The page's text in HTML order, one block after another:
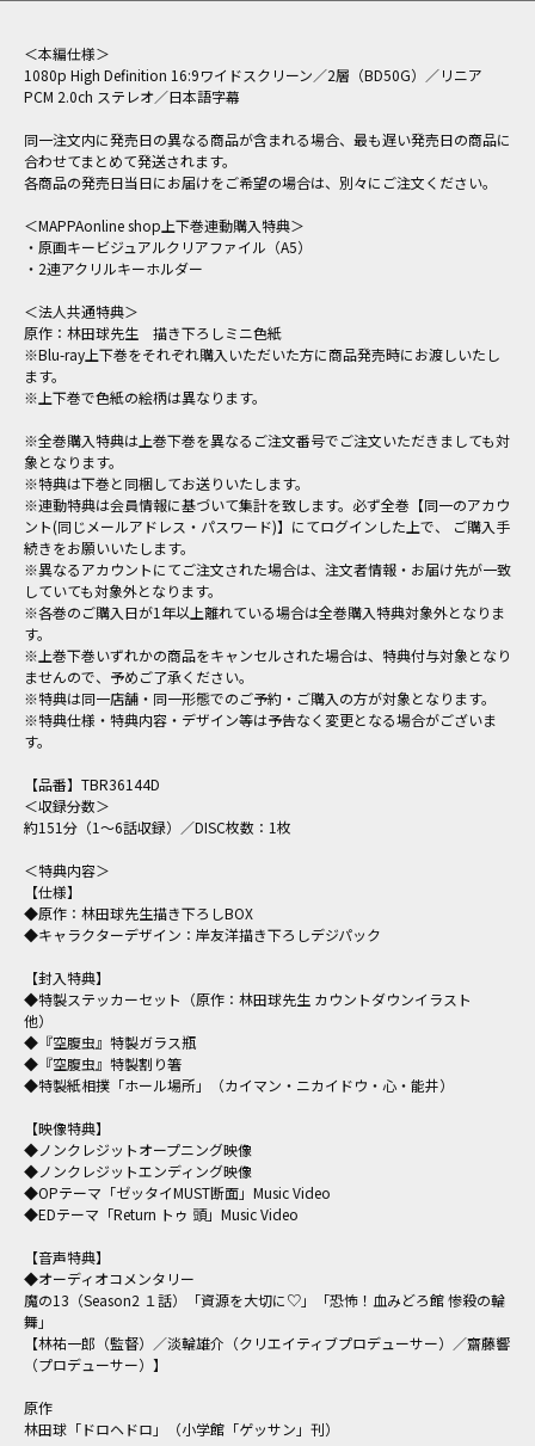
＜本編仕様＞
1080p High Definition 16:9ワイドスクリーン／2層（BD50G）／リニア
PCM 2.0ch ステレオ／日本語字幕
同一注文内に発売日の異なる商品が含まれる場合、最も遅い発売日の商品に
合わせてまとめて発送されます。
各商品の発売日当日にお届けをご希望の場合は、別々にご注文ください。
＜MAPPAonline shop上下巻連動購入特典＞
・原画キービジュアルクリアファイル（A5）
・2連アクリルキーホルダー
＜法人共通特典＞
原作：林田球先生 描き下ろしミニ色紙
※Blu-ray上下巻をそれぞれ購入いただいた方に商品発売時にお渡しいたし
ます。
※上下巻で色紙の絵柄は異なります。
※全巻購入特典は上巻下巻を異なるご注文番号でご注文いただきましても対
象となります。
※特典は下巻と同梱してお送りいたします。
※連動特典は会員情報に基づいて集計を致します。必ず全巻【同一のアカウ
ント(同じメールアドレス・パスワード)】にてログインした上で、 ご購入手
続きをお願いいたします。
※異なるアカウントにてご注文された場合は、注文者情報・お届け先が一致
していても対象外となります。
※各巻のご購入日が1年以上離れている場合は全巻購入特典対象外となりま
す。
※上巻下巻いずれかの商品をキャンセルされた場合は、特典付与対象となり
ませんので、予めご了承ください。
※特典は同一店舗・同一形態でのご予約・ご購入の方が対象となります。
※特典仕様・特典内容・デザイン等は予告なく変更となる場合がございま
す。
【品番】TBR36144D
＜収録分数＞
約151分（1～6話収録）／DISC枚数：1枚
＜特典内容＞
【仕様】
◆原作：林田球先生描き下ろしBOX
◆キャラクターデザイン：岸友洋描き下ろしデジパック
【封入特典】
◆特製ステッカーセット（原作：林田球先生 カウントダウンイラスト
他）
◆『空腹虫』特製ガラス瓶
◆『空腹虫』特製割り箸
◆特製紙相撲「ホール場所」（カイマン・ニカイドウ・心・能井）
【映像特典】
◆ノンクレジットオープニング映像
◆ノンクレジットエンディング映像
◆OPテーマ「ゼッタイMUST断面」Music Video
◆EDテーマ「Return トゥ 頭」Music Video
【音声特典】
◆オーディオコメンタリー
魔の13（Season2 １話）「資源を大切に♡」「恐怖！血みどろ館 惨殺の輪
舞」
【林祐一郎（監督）／淡輪雄介（クリエイティブプロデューサー）／齋藤響
（プロデューサー）】
原作
林田球「ドロヘドロ」（小学館「ゲッサン」刊）